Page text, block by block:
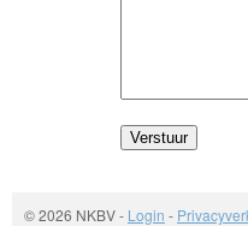
© 2026 NKBV- Login -